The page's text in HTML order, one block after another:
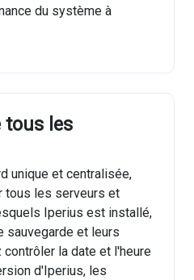
du système à
tous les
unique et centralisée,
tous les serveurs et
Iperius est installé,
sauvegarde et leurs
la date et l'heure
d'Iperius, les